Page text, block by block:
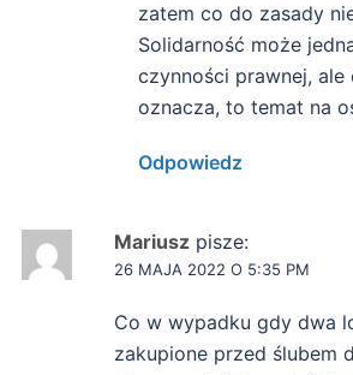
zatem co do zasady
Solidarność może
czynności prawnej, ale
oznacza, to temat na
Odpowiedz
Mariusz pisze:
26 MAJA 2022 O 5:35 PM
Co w wypadku gdy dwa
zakupione przed ślubem